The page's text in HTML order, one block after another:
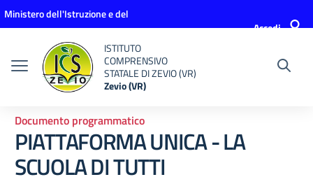
Vai ai contenuti
Vai al menu di navigazione
Vai al footer
Ministero dell'Istruzione e del
Accedi
ISTITUTO
COMPRENSIVO
STATALE DI ZEVIO (VR)
Zevio (VR)
Documento programmatico
PIATTAFORMA UNICA - LA
SCUOLA DI TUTTI